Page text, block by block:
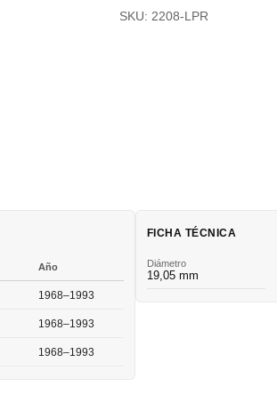
SKU: 2208-LPR
Año
1968–1993
1968–1993
1968–1993
FICHA TÉCNICA
Diámetro
19,05 mm